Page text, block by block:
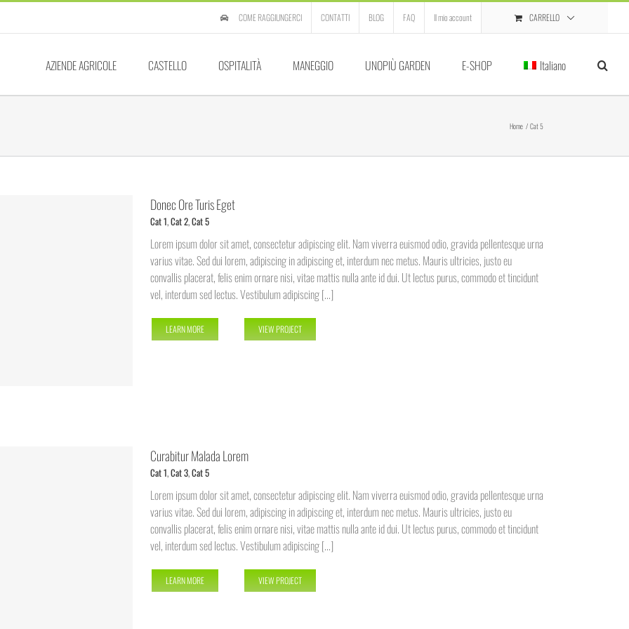
COME RAGGIUNGERCI CONTATTI BLOG FAQ Il mio account CARRELLO
AZIENDE AGRICOLE CASTELLO OSPITALITÀ MANEGGIO UNOPIÙ GARDEN E-SHOP Italiano
Home Cat 5
Donec Ore Turis Eget
Cat 1,Cat 2,Cat 5
Lorem ipsum dolor sit amet, consectetur adipiscing elit. Nam viverra euismod odio, gravida pellentesque urna
varius vitae. Sed dui lorem, adipiscing in adipiscing et, interdum nec metus. Mauris ultricies, justo eu
convallis placerat, felis enim ornare nisi, vitae mattis nulla ante id dui. Ut lectus purus, commodo et tincidunt
vel, interdum sed lectus. Vestibulum adipiscing [...]
LEARN MORE VIEW PROJECT
Curabitur Malada Lorem
Cat 1,Cat 3,Cat 5
Lorem ipsum dolor sit amet, consectetur adipiscing elit. Nam viverra euismod odio, gravida pellentesque urna
varius vitae. Sed dui lorem, adipiscing in adipiscing et, interdum nec metus. Mauris ultricies, justo eu
convallis placerat, felis enim ornare nisi, vitae mattis nulla ante id dui. Ut lectus purus, commodo et tincidunt
vel, interdum sed lectus. Vestibulum adipiscing [...]
LEARN MORE VIEW PROJECT